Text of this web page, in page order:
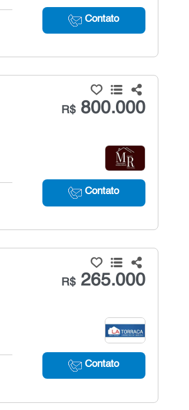
Contato
R$800.000
Contato
R$265.000
Contato